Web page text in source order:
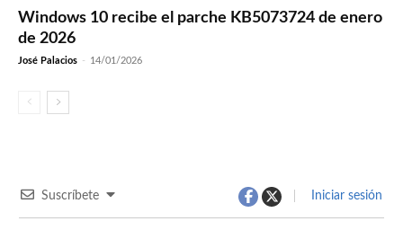
Windows 10 recibe el parche KB5073724 de enero
de 2026
José Palacios - 14/01/2026
Suscríbete Iniciar sesión